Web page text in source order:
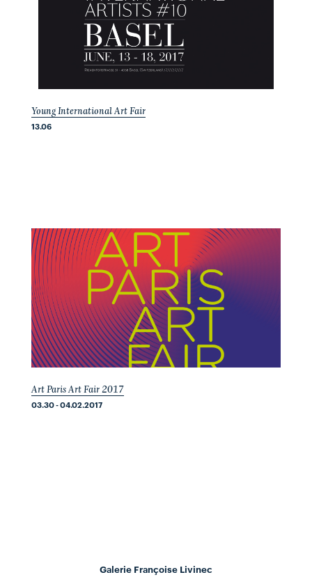
Young International Art Fair
13.06
Art Paris Art Fair 2017
03.30 - 04.02.2017
Galerie Françoise Livinec